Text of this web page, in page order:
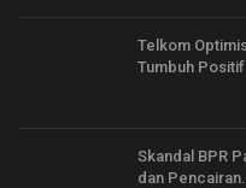
Telkom
Tumbuh Positif
Skandal BPR
dan Pencairan…